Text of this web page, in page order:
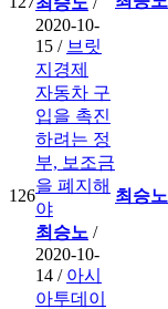
2020-10-
15 / 브릿
지경제
126
자동차 구
입을 촉진
하려는 정
부, 보조금
을 폐지해
야
최승노 /
2020-10-
14 / 아시
아투데이
최승노